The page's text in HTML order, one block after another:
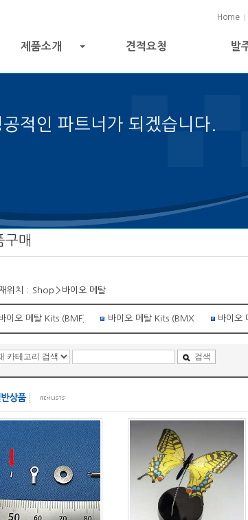
Home
제품소개 견적요청 발
적인 파트너가 되겠습니다.
트 성공의 열쇠입니다.
구매
위치 : Shop > 바이오 메탈
이오 메탈 Kits (BMF) 바이오 메탈 Kits (BMX) 바이오
검색